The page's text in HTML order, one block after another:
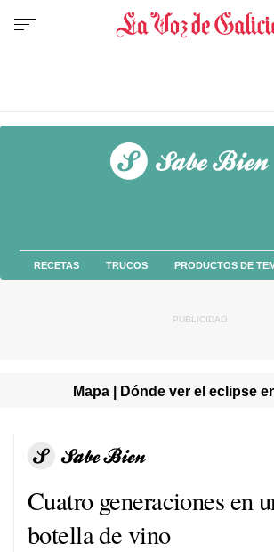
RECETAS TRUCOS PRODUCTOS DE
Mapa | Dónde ver el eclipse
Cuatro generaciones en
botella de vino